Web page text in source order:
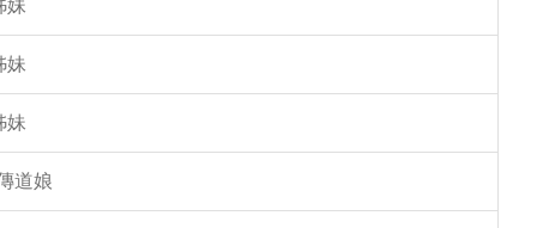
妹
妹
妹
道娘